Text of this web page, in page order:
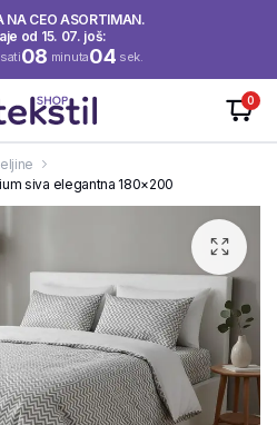
NA CEO ASORTIMAN.
od 15. 07. još:
sati08 minuta04 sek.
0
siva elegantna 180×200